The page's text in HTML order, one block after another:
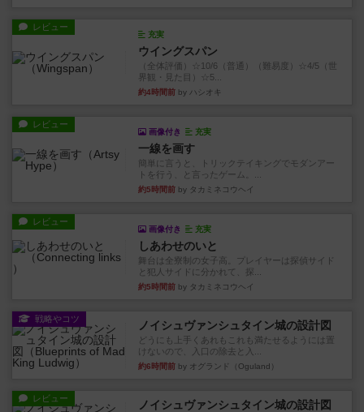
レビュー
充実
ウイングスパン
（全体評価）☆10/6（普通）（難易度）☆4/5（世
界観・見た目）☆5...
約4時間前 by ハシオキ
レビュー
画像付き 充実
一線を画す
簡単に言うと、トリックテイキングでモダンアー
トを行う、と言ったゲーム。...
約5時間前 by タカミネコウヘイ
レビュー
画像付き 充実
しあわせのいと
舞台は全寮制の女子高。プレイヤーは探偵サイド
と犯人サイドに分かれて、探...
約5時間前 by タカミネコウヘイ
戦略やコツ ノイシュヴァンシュタイン城の設計図
どうにも上手くあれもこれも満たせるようには置
けないので、入口の除去と入...
約6時間前 by オグランド（Oguland）
レビュー ノイシュヴァンシュタイン城の設計図